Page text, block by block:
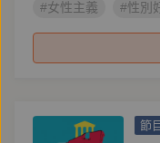
#女性主義 #性別
節目